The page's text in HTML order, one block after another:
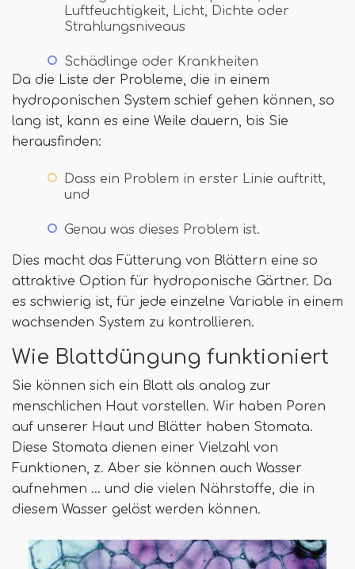
Luftfeuchtigkeit, Licht, Dichte oder
Strahlungsniveaus
Schädlinge oder Krankheiten
Da die Liste der Probleme, die in einem
hydroponischen System schief gehen können, so
lang ist, kann es eine Weile dauern, bis Sie
herausfinden:
Dass ein Problem in erster Linie auftritt,
und
Genau was dieses Problem ist.
Dies macht das Fütterung von Blättern eine so
attraktive Option für hydroponische Gärtner. Da
es schwierig ist, für jede einzelne Variable in einem
wachsenden System zu kontrollieren.
Wie Blattdüngung funktioniert
Sie können sich ein Blatt als analog zur
menschlichen Haut vorstellen. Wir haben Poren
auf unserer Haut und Blätter haben Stomata.
Diese Stomata dienen einer Vielzahl von
Funktionen, z. Aber sie können auch Wasser
aufnehmen ... und die vielen Nährstoffe, die in
diesem Wasser gelöst werden können.